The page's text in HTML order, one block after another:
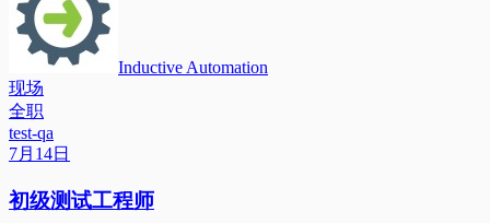
Inductive Automation
现场
全职
test-qa
7月14日
初级测试工程师